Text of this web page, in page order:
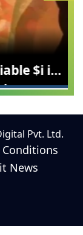
FCRA
Pvt. Ltd.
News